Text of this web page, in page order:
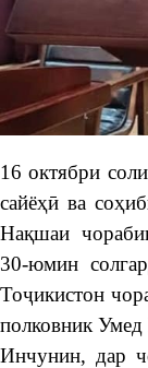
16 октябри
сайёҳӣ ва
Нақшаи
30-юмин
Тоҷикистон
полковник Умед
Инчунин, дар